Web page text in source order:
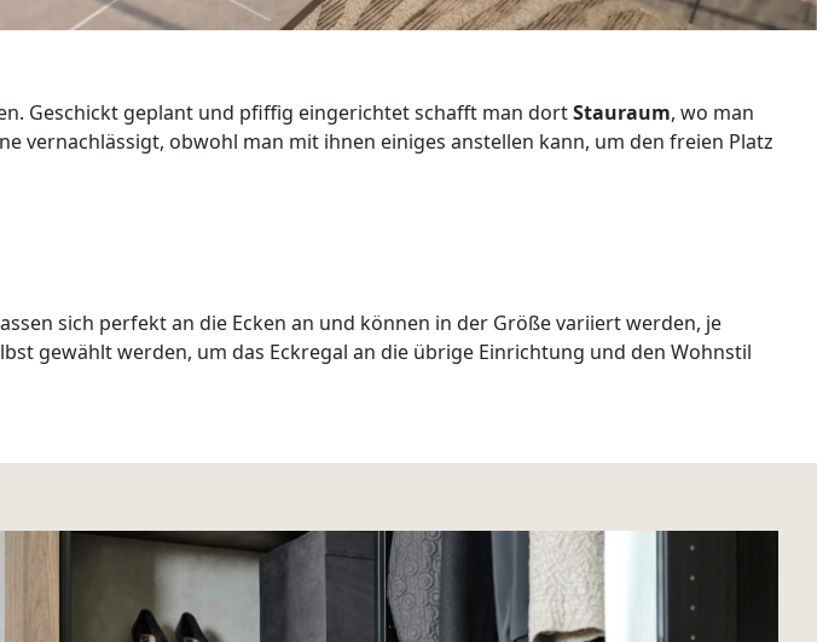
Geschickt geplant und pfiffig eingerichtet schafft man dortStauraum, wo man
vernachlässigt, obwohl man mit ihnen einiges anstellen kann, um den freien Platz
sich perfekt an die Ecken an und können in der Größe variiert werden, je
gewählt werden, um das Eckregal an die übrige Einrichtung und den Wohnstil